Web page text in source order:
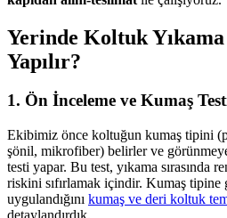
Yerinde Koltuk Yıkama
Yapılır?
1. Ön İnceleme ve Kumaş
Ekibimiz önce koltuğun kumaş tipini
şönil, mikrofiber) belirler ve
testi yapar. Bu test, yıkama sırasında
riskini sıfırlamak içindir. Kumaş
uygulandığını kumaş ve deri koltuk